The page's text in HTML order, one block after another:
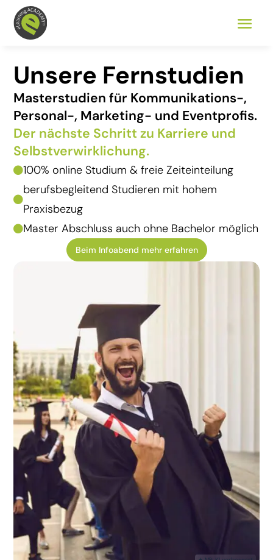
Unsere Fernstudien
Masterstudien für Kommunikations-,
Personal-, Marketing- und Eventprofis.
Der nächste Schritt zu Karriere und
Selbst­verwirklichung.
100% online Studium & freie Zeiteinteilung

berufsbegleitend Studieren mit hohem
Praxisbezug
Master Abschluss auch ohne Bachelor möglich
Beim Infoabend mehr erfahren